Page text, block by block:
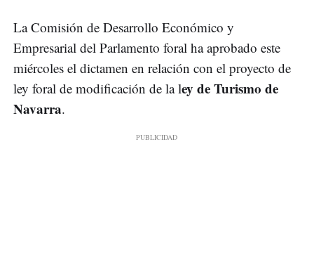
La Comisión de Desarrollo Económico y
Empresarial del Parlamento foral ha aprobado este
miércoles el dictamen en relación con el proyecto de
ley foral de modificación de la ley de Turismo de
Navarra.